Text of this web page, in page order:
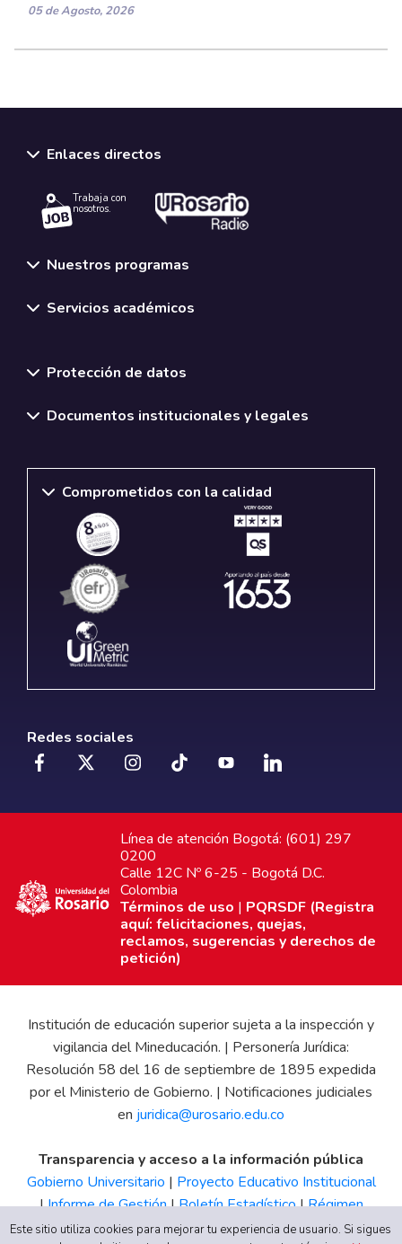
05 de Agosto, 2026
Enlaces directos
Trabaja con
nosotros.
Nuestros programas
Servicios académicos
Protección de datos
Documentos institucionales y legales
Comprometidos con la calidad
Redes sociales
Línea de atención Bogotá: (601) 297
0200
Calle 12C Nº 6-25 - Bogotá D.C.
Colombia
Términos de uso | PQRSDF (Registra
aquí: felicitaciones, quejas,
reclamos, sugerencias y derechos de
petición)
Institución de educación superior sujeta a la inspección y
vigilancia del Mineducación. | Personería Jurídica:
Resolución 58 del 16 de septiembre de 1895 expedida
por el Ministerio de Gobierno. | Notificaciones judiciales
en juridica@urosario.edu.co
Transparencia y acceso a la información pública
Gobierno Universitario | Proyecto Educativo Institucional
|Informe de Gestión|Boletín Estadístico|Régimen
Tributario|Estados Financieros |Código de Ética| Canal
Este sitio utiliza cookies para mejorar tu experiencia de usuario. Si sigues